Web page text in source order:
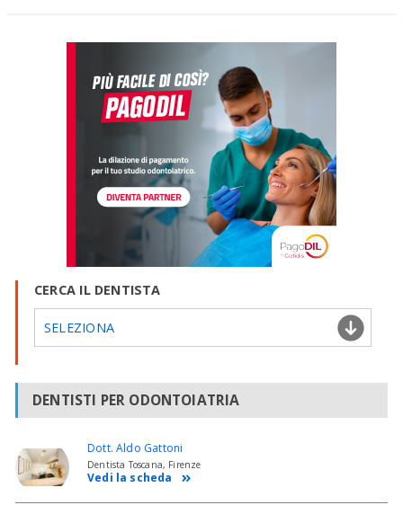
CERCA IL DENTISTA
SELEZIONA
DENTISTI PER ODONTOIATRIA
Dott. Aldo Gattoni
Dentista Toscana, Firenze
Vedi la scheda